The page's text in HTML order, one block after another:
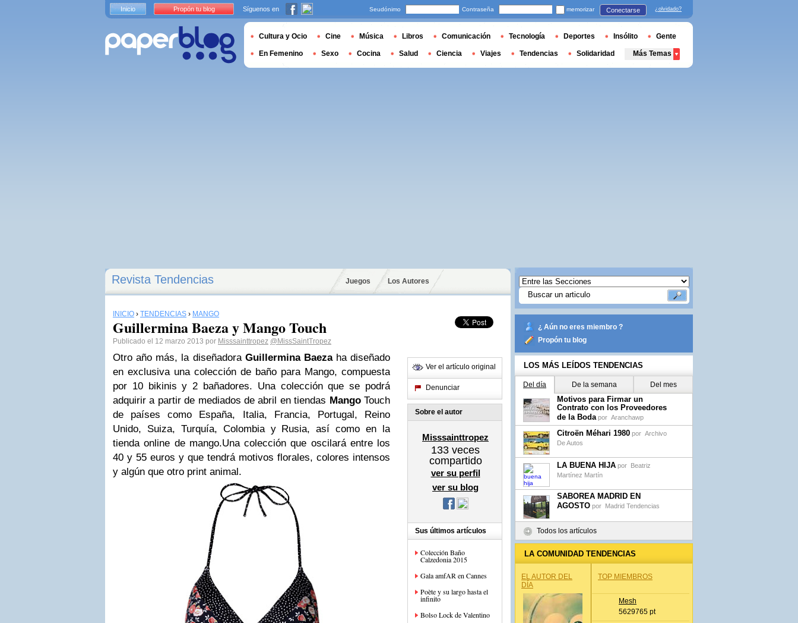
Revista Tendencias Juegos Los Autores
INICIO › TENDENCIAS › MANGO
Guillermina Baeza y Mango Touch
Publicado el 12 marzo 2013 por Misssainttropez @MissSaintTropez
Otro año más, la diseñadora Guillermina Baezaha diseñado
en exclusiva una colección de baño para Mango, compuesta
por 10 bikinis y 2 bañadores. Una colección que se podrá
adquirir a partir de mediados de abril en tiendas MangoTouch
de países como España, Italia, Francia, Portugal, Reino
Unido, Suiza, Turquía, Colombia y Rusia, así como en la
tienda online de mango.Una colección que oscilará entre los
40 y 55 euros y que tendrá motivos florales, colores intensos
y algún que otro print animal.
Ver el artículo original
Denunciar
Sobre el autor
Misssainttropez
133 veces
compartido
ver su perfil
ver su blog
Sus últimos artículos
Colección Baño
Calzedonia 2015
Gala amfAR en Cannes
Poète y su largo hasta el
infinito
Bolso Lock de Valentino
¿ Aún no eres miembro ?
Propón tu blog
LOS MÁS LEÍDOS TENDENCIAS
Del día De la semana Del mes
Motivos para Firmar un
Contrato con los Proveedores
de la Boda por Aranchawp
Citroën Méhari 1980 por Archivo
De Autos
LA BUENA HIJA por Beatriz
Martínez Martín
SABOREA MADRID EN
AGOSTO por Madrid Tendencias
Todos los artículos
LA COMUNIDAD TENDENCIAS
EL AUTOR DEL
DÍA
TOP MIEMBROS
Mesh
5629765 pt
Inicio Propón tu blog Síguenos en Seudónimo Contraseña memorizar Conectarse ¿olvidado?
Cultura y Ocio Cine Música Libros Comunicación Tecnología Deportes Insólito Gente
En Femenino Sexo Cocina Salud Ciencia Viajes Tendencias Solidaridad Más Temas